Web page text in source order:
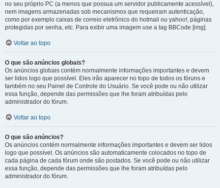
no seu próprio PC (a menos que possua um servidor publicamente acessível),
nem imagens armazenadas sob mecanismos que requeiram autenticação,
como por exemplo caixas de correio eletrônico do hotmail ou yahoo!, páginas
protegidas por senha, etc. Para exibir uma imagem use a tag BBCode [img].
Voltar ao topo
O que são anúncios globais?
Os anúncios globais contém normalmente informações importantes e devem
ser lidos logo que possível. Eles irão aparecer no topo de todos os fóruns e
também no seu Painel de Controle do Usuário. Se você pode ou não utilizar
essa função, depende das permissões que lhe foram atribuídas pelo
administrador do fórum.
Voltar ao topo
O que são anúncios?
Os anúncios contém normalmente informações importantes e devem ser lidos
logo que possível. Os anúncios são automaticamente colocados no topo de
cada página de cada fórum onde são postados. Se você pode ou não utilizar
essa função, depende das permissões que lhe foram atribuídas pelo
administrador do fórum.